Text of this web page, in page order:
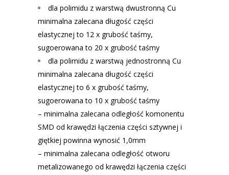
dla polimidu z warstwą dwustronną Cu
minimalna zalecana długość części
elastycznej to 12 x grubość taśmy,
sugoerowana to 20 x grubość taśmy
dla polimidu z warstwą jednostronną Cu
minimalna zalecana długość części
elastycznej to 6 x grubość taśmy,
sugoerowana to 10 x grubość taśmy
– minimalna zalecana odległość komonentu
SMD od krawędzi łączenia części sztywnej i
giętkiej powinna wynosić 1,0mm
– minimalna zalecana odległość otworu
metalizowanego od krawędzi łączenia części